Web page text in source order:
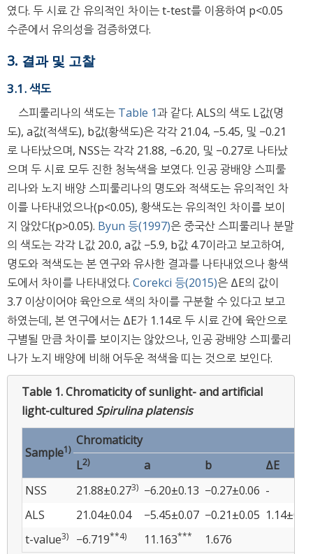
였다. 두 시료 간 유의적인 차이는 t-test를 이용하여 p<0.05
수준에서 유의성을 검증하였다.
3. 결과 및 고찰
3.1. 색도
스피룰리나의 색도는 Table 1과 같다. ALS의 색도 L값(명
도), a값(적색도), b값(황색도)은 각각 21.04, −5.45, 및 −0.21
로 나타났으며, NSS는 각각 21.88, −6.20, 및 −0.27로 나타났
으며 두 시료 모두 진한 청녹색을 보였다. 인공 광배양 스피룰
리나와 노지 배양 스피룰리나의 명도와 적색도는 유의적인 차
이를 나타내었으나(p<0.05), 황색도는 유의적인 차이를 보이
지 않았다(p>0.05). Byun 등(1997)은 중국산 스피룰리나 분말
의 색도는 각각 L값 20.0, a값 −5.9, b값 4.7이라고 보고하여,
명도와 적색도는 본 연구와 유사한 결과를 나타내었으나 황색
도에서 차이를 나타내었다. Corekci 등(2015)은 ΔE의 값이
3.7 이상이어야 육안으로 색의 차이를 구분할 수 있다고 보고
하였는데, 본 연구에서는 ΔE가 1.14로 두 시료 간에 육안으로
구별될 만큼 차이를 보이지는 않았으나, 인공 광배양 스피룰리
나가 노지 배양에 비해 어두운 적색을 띠는 것으로 보인다.
Table 1.Chromaticity of sunlight- and artificial
light-cultured Spirulina platensis
Sample1)
Chromaticity
L2) a b
ΔE
NSS
21.88±0.273) −6.20±0.13 −0.27±0.06 -
ALS
21.04±0.04 −5.45±0.07 −0.21±0.05
t-value3) −6.719**4) 11.163*** 1.676